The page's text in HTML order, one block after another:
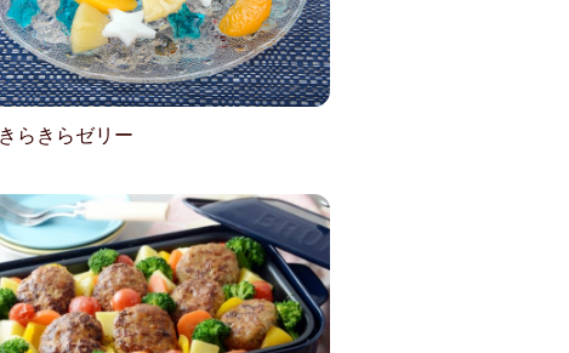
らきらゼリー